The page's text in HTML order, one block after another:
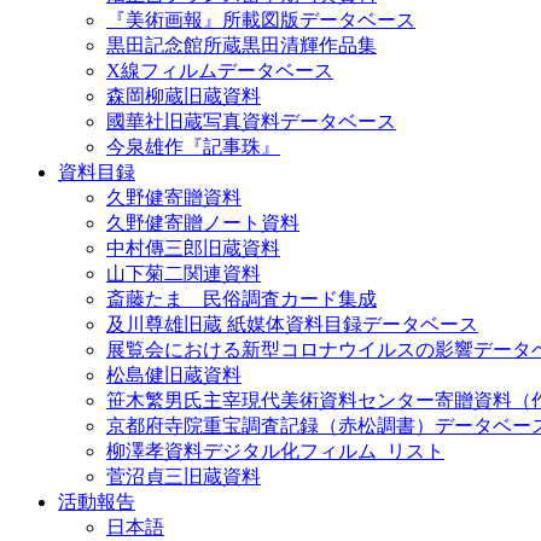
『美術画報』所載図版データベース
黒田記念館所蔵黒田清輝作品集
X線フィルムデータベース
森岡柳蔵旧蔵資料
國華社旧蔵写真資料データベース
今泉雄作『記事珠』
資料目録
久野健寄贈資料
久野健寄贈ノート資料
中村傳三郎旧蔵資料
山下菊二関連資料
斎藤たま 民俗調査カード集成
及川尊雄旧蔵 紙媒体資料目録データベース
展覧会における新型コロナウイルスの影響データ
松島健旧蔵資料
笹木繁男氏主宰現代美術資料センター寄贈資料（
京都府寺院重宝調査記録（赤松調書）データベー
柳澤孝資料デジタル化フィルム_リスト
菅沼貞三旧蔵資料
活動報告
日本語